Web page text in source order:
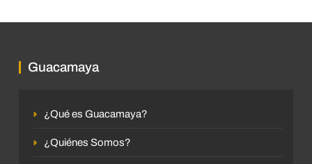
Guacamaya
¿Qué es Guacamaya?
¿Quiénes Somos?